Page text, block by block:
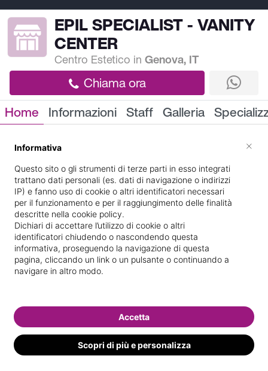
EPIL SPECIALIST - VANITY
CENTER
Centro Estetico inGenova, IT
Chiama ora
Home Informazioni Staff Galleria
Informazioni
3, v. P.ta Archi Indicazioni stradali
Informativa
Questo sito o gli strumenti di terze parti in esso integrati
trattano dati personali (es. dati di navigazione o indirizzi
IP) e fanno uso di cookie o altri identificatori necessari
per il funzionamento e per il raggiungimento delle finalità
descritte nella cookie policy.
Dichiari di accettare l’utilizzo di cookie o altri
identificatori chiudendo o nascondendo questa
informativa, proseguendo la navigazione di questa
pagina, cliccando un link o un pulsante o continuando a
navigare in altro modo.
Scopri di più e personalizza
Accetta
×